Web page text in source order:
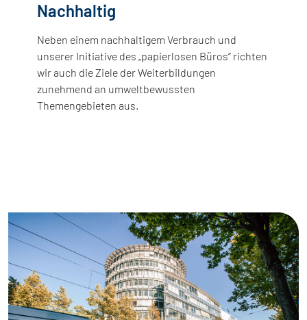
Nachhaltig
Neben einem nachhaltigem Verbrauch und
unserer Initiative des „papierlosen Büros“ richten
wir auch die Ziele der Weiterbildungen
zunehmend an umweltbewussten
Themengebieten aus.